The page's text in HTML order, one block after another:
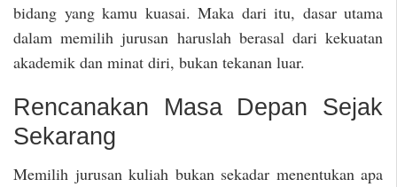
bidang yang kamu kuasai. Maka dari itu, dasar utama
dalam memilih jurusan haruslah berasal dari kekuatan
akademik dan minat diri, bukan tekanan luar.
Rencanakan Masa Depan Sejak
Sekarang
Memilih jurusan kuliah bukan sekadar menentukan apa